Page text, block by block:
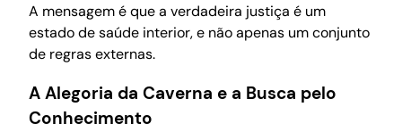
A mensagem é que a verdadeira justiça é um
estado de saúde interior, e não apenas um conjunto
de regras externas.
A Alegoria da Caverna e a Busca pelo
Conhecimento